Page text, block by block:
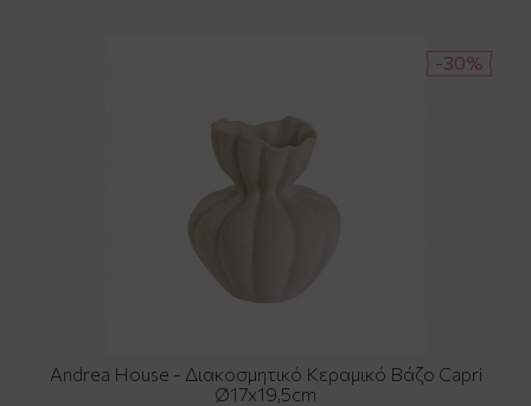
-30%
Andrea House - Διακοσμητικό Κεραμικό Βάζο Capri
Ø17x19,5cm